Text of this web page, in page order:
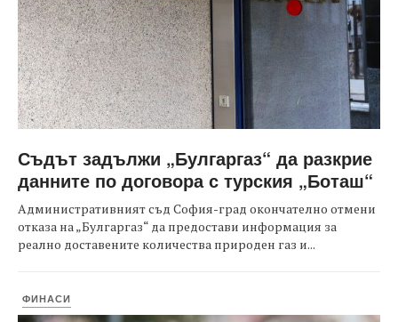
Съдът задължи „Булгаргаз“ да разкрие
данните по договора с турския „Боташ“
Административният съд София-град окончателно отмени
отказа на „Булгаргаз“ да предостави информация за
реално доставените количества природен газ и...
ФИНАСИ